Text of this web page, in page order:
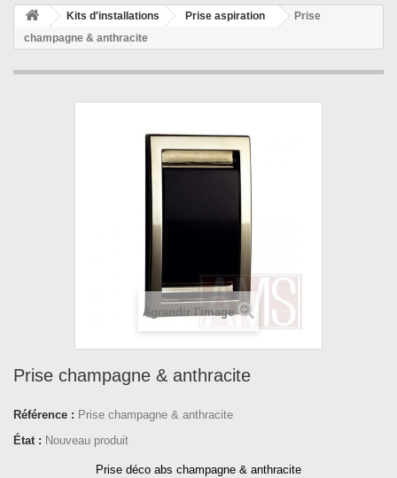
Kits d'installations Prise aspiration
Prise
champagne & anthracite
Agrandir l'image
Prise champagne & anthracite
Référence : Prise champagne & anthracite
État : Nouveau produit
Prise déco abs champagne & anthracite